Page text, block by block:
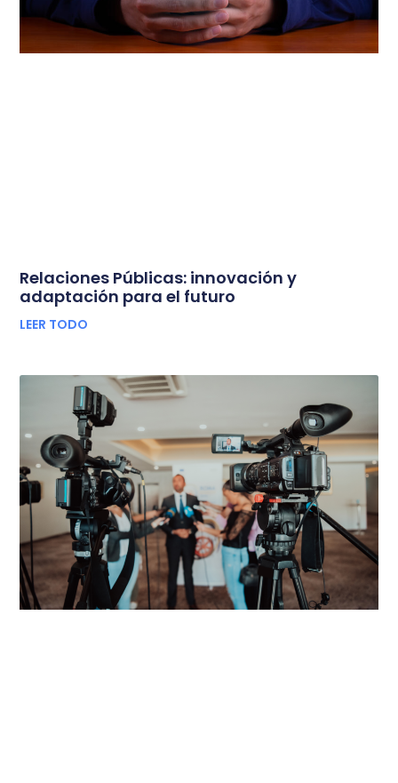
Relaciones Públicas: innovación y
adaptación para el futuro
LEER TODO